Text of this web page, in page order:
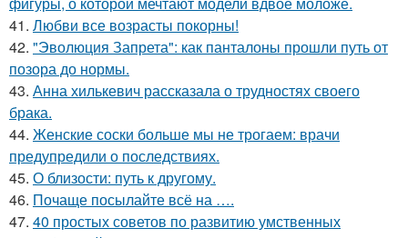
41. Любви все возрасты покорны!
42. "Эволюция Запрета": как панталоны прошли путь от
позора до нормы.
43. Анна хилькевич рассказала о трудностях своего
брака.
44. Женские соски больше мы не трогаем: врачи
предупредили о последствиях.
45. О близости: путь к другому.
46. Почаще посылайте всё на ….
47. 40 простых советов по развитию умственных